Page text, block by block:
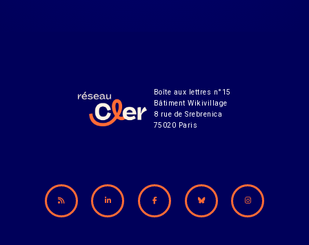
Boîte aux lettres n°15
Bâtiment Wikivillage
8 rue de Srebrenica
75020 Paris